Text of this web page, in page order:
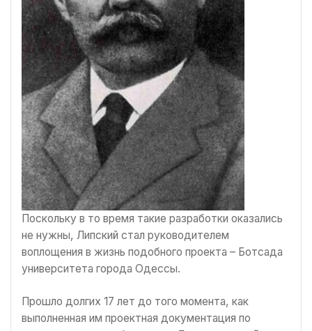
Поскольку в то время такие разработки оказались
не нужны, Липский стал руководителем
воплощения в жизнь подобного проекта – Ботсада
университета города Одессы.
Прошло долгих 17 лет до того момента, как
выполненная им проектная документация по